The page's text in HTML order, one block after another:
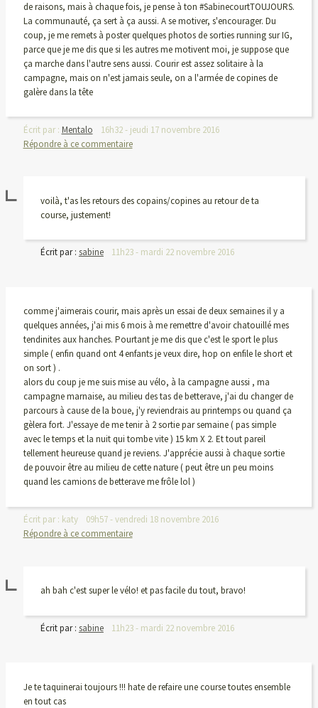
de raisons, mais à chaque fois, je pense à ton #SabinecourtTOUJOURS.
La communauté, ça sert à ça aussi. A se motiver, s'encourager. Du
coup, je me remets à poster quelques photos de sorties running sur IG,
parce que je me dis que si les autres me motivent moi, je suppose que
ça marche dans l'autre sens aussi. Courir est assez solitaire à la
campagne, mais on n'est jamais seule, on a l'armée de copines de
galère dans la tête
Écrit par : Mentalo 16h32- jeudi 17 novembre 2016
Répondre à ce commentaire
voilà, t'as les retours des copains/copines au retour de ta
course, justement!
Écrit par : sabine 11h23- mardi 22 novembre 2016
comme j'aimerais courir, mais après un essai de deux semaines il y a
quelques années, j'ai mis 6 mois à me remettre d'avoir chatouillé mes
tendinites aux hanches. Pourtant je me dis que c'est le sport le plus
simple ( enfin quand ont 4 enfants je veux dire, hop on enfile le short et
on sort ) .
alors du coup je me suis mise au vélo, à la campagne aussi , ma
campagne marnaise, au milieu des tas de betterave, j'ai du changer de
parcours à cause de la boue, j'y reviendrais au printemps ou quand ça
gèlera fort. J'essaye de me tenir à 2 sortie par semaine ( pas simple
avec le temps et la nuit qui tombe vite ) 15 km X 2. Et tout pareil
tellement heureuse quand je reviens. J'apprécie aussi à chaque sortie
de pouvoir être au milieu de cette nature ( peut être un peu moins
quand les camions de betterave me frôle lol )
Écrit par : katy 09h57-vendredi 18 novembre 2016
Répondre à ce commentaire
ah bah c'est super le vélo! et pas facile du tout, bravo!
Écrit par : sabine 11h23- mardi 22 novembre 2016
Je te taquinerai toujours !!! hate de refaire une course toutes ensemble
en tout cas